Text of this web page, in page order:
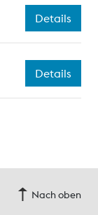
Details
Details
Nach oben